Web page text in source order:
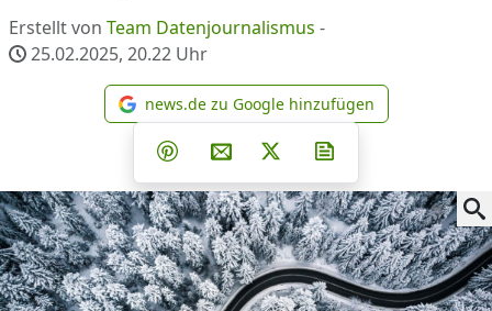
Erstellt von Team Datenjournalismus -
25.02.2025, 20.22 Uhr
news.de zu Google
news.de zu Google hinzufügen
Teilen auf Facebook
Teilen auf Whatsapp
Teilen auf Telegram
Teilen auf Pinterest
Per E-Mail teilen
Post auf X